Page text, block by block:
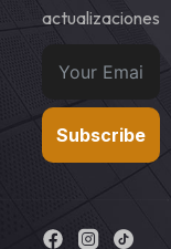
actualizaciones
Subscribe